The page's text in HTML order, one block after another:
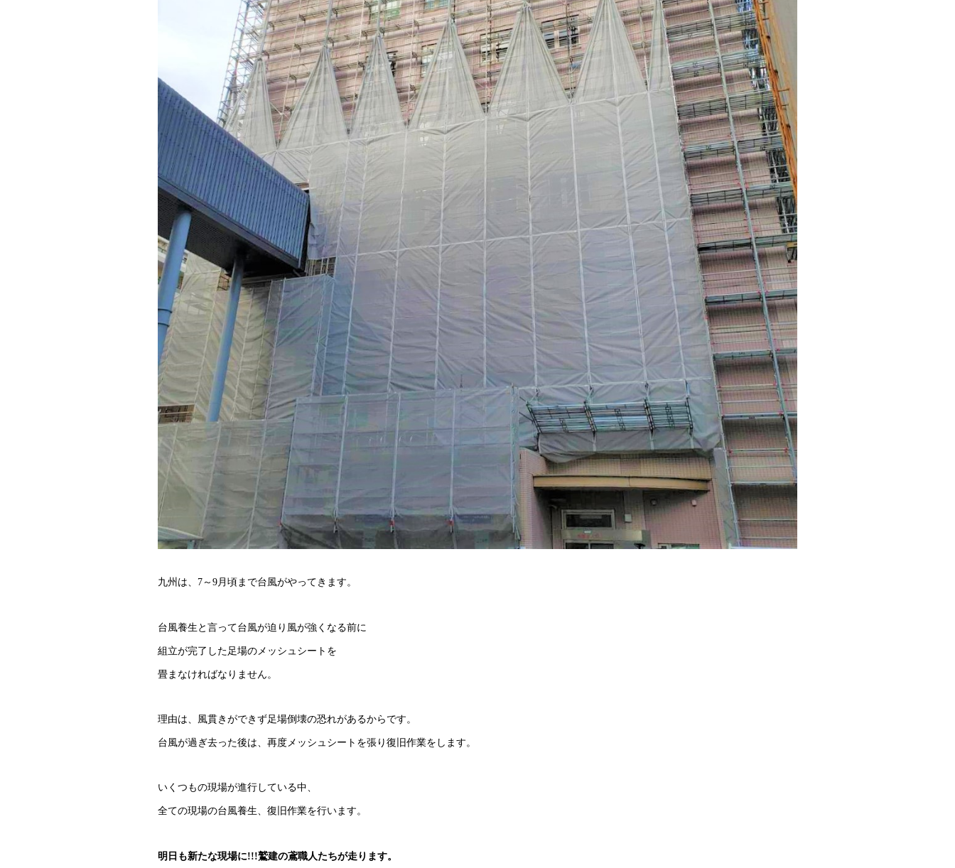
九州は、7～9月頃まで台風がやってきます。
台風養生と言って台風が迫り風が強くなる前に
組立が完了した足場のメッシュシートを
畳まなければなりません。
理由は、風貫きができず足場倒壊の恐れがあるからです。
台風が過ぎ去った後は、再度メッシュシートを張り復旧作業をします。
いくつもの現場が進行している中、
全ての現場の台風養生、復旧作業を行います。
明日も新たな現場に!!!鷲建の鳶職人たちが走ります。